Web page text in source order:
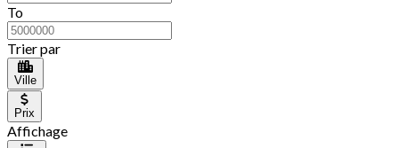
To
Trier par
Ville
Prix
Affichage